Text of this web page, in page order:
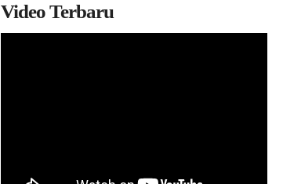
Video Terbaru